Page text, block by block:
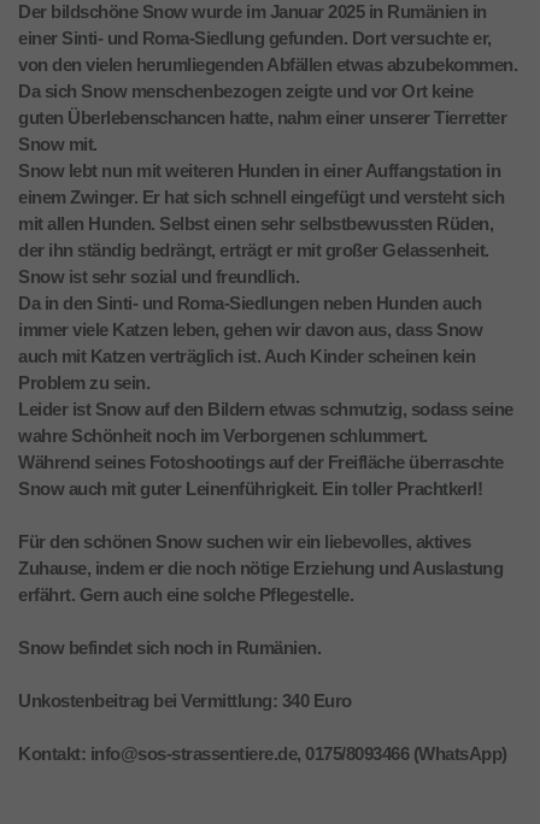
Der bildschöne Snow wurde im Januar 2025 in Rumänien in
einer Sinti- und Roma-Siedlung gefunden. Dort versuchte er,
von den vielen herumliegenden Abfällen etwas abzubekommen.
Da sich Snow menschenbezogen zeigte und vor Ort keine
guten Überlebenschancen hatte, nahm einer unserer Tierretter
Snow mit.
Snow lebt nun mit weiteren Hunden in einer Auffangstation in
einem Zwinger. Er hat sich schnell eingefügt und versteht sich
mit allen Hunden. Selbst einen sehr selbstbewussten Rüden,
der ihn ständig bedrängt, erträgt er mit großer Gelassenheit.
Snow ist sehr sozial und freundlich.
Da in den Sinti- und Roma-Siedlungen neben Hunden auch
immer viele Katzen leben, gehen wir davon aus, dass Snow
auch mit Katzen verträglich ist. Auch Kinder scheinen kein
Problem zu sein.
Leider ist Snow auf den Bildern etwas schmutzig, sodass seine
wahre Schönheit noch im Verborgenen schlummert.
Während seines Fotoshootings auf der Freifläche überraschte
Snow auch mit guter Leinenführigkeit. Ein toller Prachtkerl!
Für den schönen Snow suchen wir ein liebevolles, aktives
Zuhause, indem er die noch nötige Erziehung und Auslastung
erfährt. Gern auch eine solche Pflegestelle.
Snow befindet sich noch in Rumänien.
Unkostenbeitrag bei Vermittlung: 340 Euro
Kontakt: info@sos-strassentiere.de, 0175/8093466 (WhatsApp)